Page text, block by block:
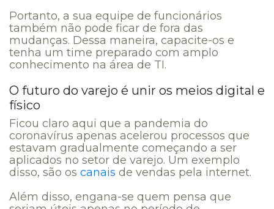
Portanto, a sua equipe de funcionários
também não pode ficar de fora das
mudanças. Dessa maneira, capacite-os e
tenha um time preparado com amplo
conhecimento na área de TI.
O futuro do varejo é unir os meios digital e
físico
Ficou claro aqui que a pandemia do
coronavírus apenas acelerou processos que
estavam gradualmente começando a ser
aplicados no setor de varejo. Um exemplo
disso, são os canais de vendas pela internet.
Além disso, engana-se quem pensa que